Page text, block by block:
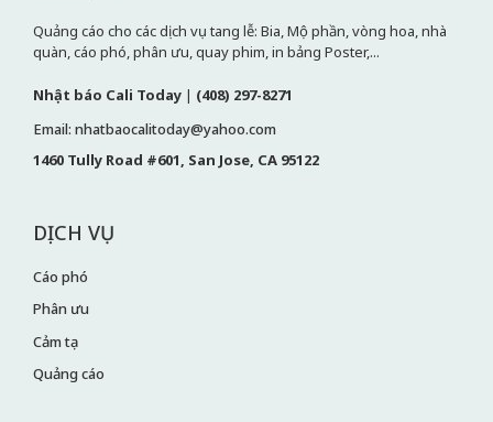
Quảng cáo cho các dịch vụ tang lễ: Bia, Mộ phần, vòng hoa, nhà
quàn, cáo phó, phân ưu, quay phim, in bảng Poster,...
Nhật báo Cali Today | (408) 297-8271
Email: nhatbaocalitoday@yahoo.com
1460 Tully Road #601, San Jose, CA 95122
DỊCH VỤ
Cáo phó
Phân ưu
Cảm tạ
Quảng cáo